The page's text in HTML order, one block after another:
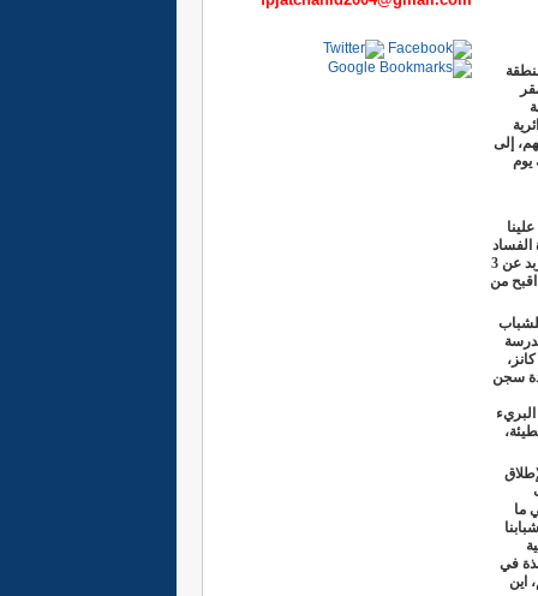
بمنطقة
إلى
يوم
الفساد
بالربوني... وكان هؤلاء الشباب وقبل تحوبلهم لسجن اذهيبية السيء الصيت، قد تعرضوا للإختطاف لمدة تزبد عن 3
اقبح من
سجن
البطيئة،
ما
في
اين